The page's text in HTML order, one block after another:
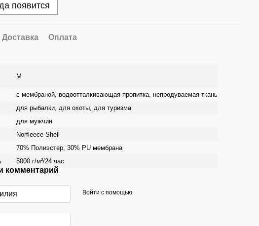
появится
Доставка
Оплата
M
с мембраной, водоотталкивающая пропитка, непродуваемая ткань
для рыбалки, для охоты, для туризма
для мужчин
Norfleece Shell
70% Полиэстер, 30% PU мембрана
5000 г/м²/24 час
комментарий
Войти с помощью